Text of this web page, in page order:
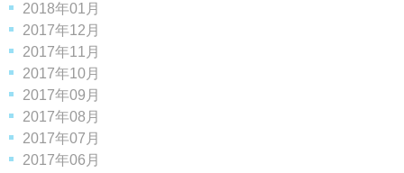
2018年01月
2017年12月
2017年11月
2017年10月
2017年09月
2017年08月
2017年07月
2017年06月